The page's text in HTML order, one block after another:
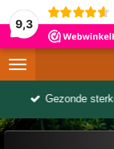
9,3
Gezonde